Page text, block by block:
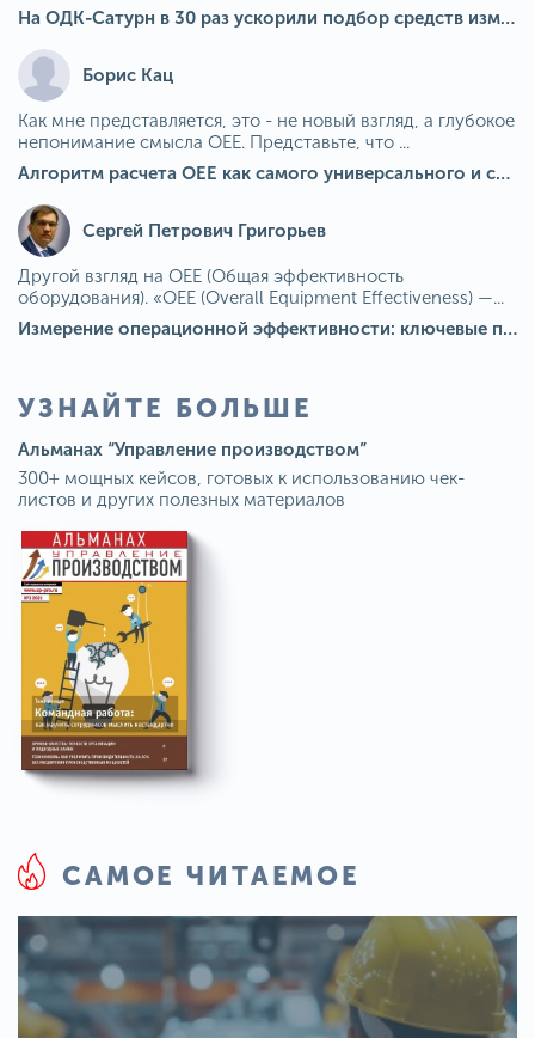
На ОДК-Сатурн в 30 раз ускорили подбор средств измерения для контроля качества продукции
Борис Кац
Как мне представляется, это - не новый взгляд, а глубокое
непонимание смысла OEE. Представьте, что ...
Алгоритм расчета ОЕЕ как самого универсального и современного показателя эффективности оборудования в мире
Сергей Петрович Григорьев
Другой взгляд на OEE (Общая эффективность
оборудования). «OEE (Overall Equipment Effectiveness) —...
Измерение операционной эффективности: ключевые показатели для непрерывного совершенствования
УЗНАЙТЕ БОЛЬШЕ
Альманах “Управление производством”
300+ мощных кейсов, готовых к использованию чек-
листов и других полезных материалов
САМОЕ ЧИТАЕМОЕ